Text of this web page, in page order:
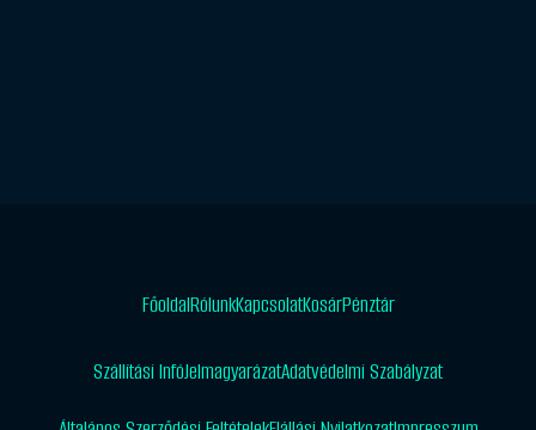
FőoldalRólunkKapcsolatKosárPénztár
Szállítási InfóJelmagyarázatAdatvédelmi Szabályzat